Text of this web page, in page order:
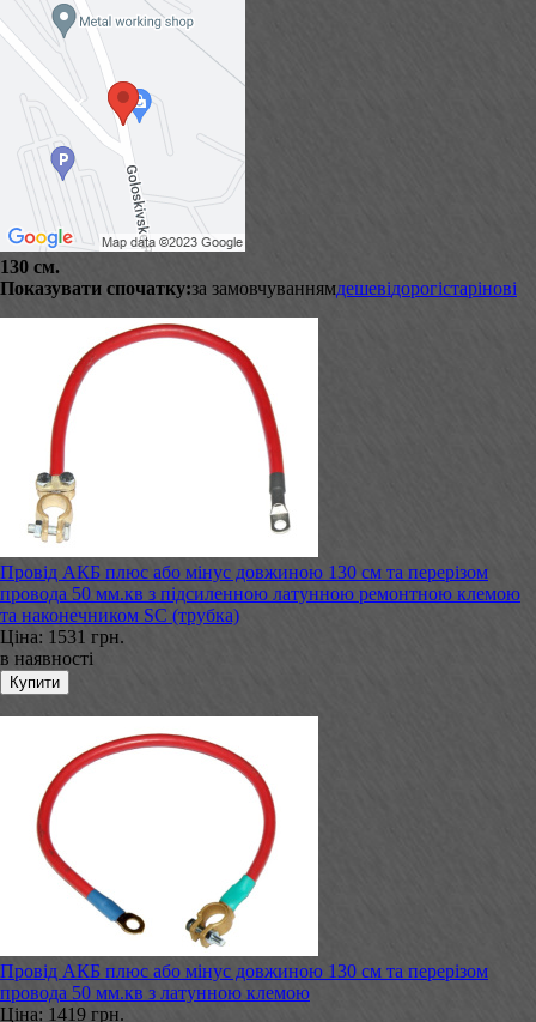
130 см.
Показувати спочатку:за замовчуваннямдешевідорогістарінові
Провід АКБ плюс або мінус довжиною 130 см та перерізом
провода 50 мм.кв з підсиленною латунною ремонтною клемою
та наконечником SC (трубка)
Ціна: 1531 грн.
в наявності
Провід АКБ плюс або мінус довжиною 130 см та перерізом
провода 50 мм.кв з латунною клемою
Ціна: 1419 грн.